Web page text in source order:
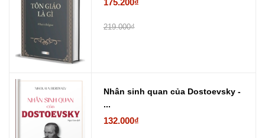
175.200₫
219.000₫
Nhân sinh quan của Dostoevsky -
...
132.000₫